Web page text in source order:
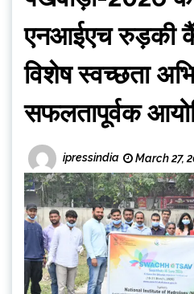
एनआईएच रुड़की
विशेष स्वच्छता
सफलतापूर्वक
ipressindia March 27,